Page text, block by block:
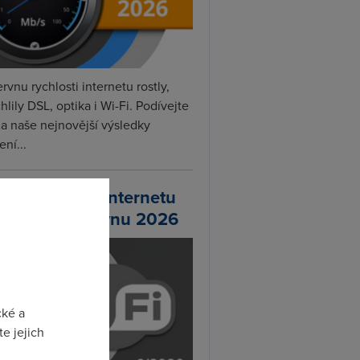
rychlosti internetu rostly,
DSL, optika i Wi-Fi. Podívejte
naše nejnovější výsledky
Wi-Fi internetu
DSL.cz v červnu 2026
a
jejich